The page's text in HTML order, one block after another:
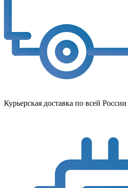
Курьерская доставка по всей России